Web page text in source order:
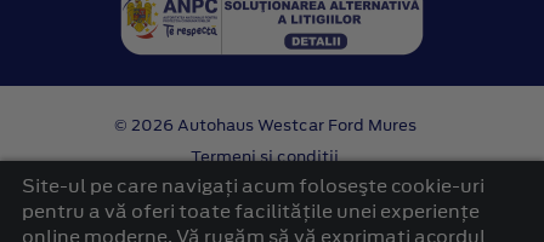
© 2026 Autohaus Westcar Ford Mures
Termeni si conditii
Confidentialitate
Politica cookies
platformă dezvoltată de Workleto
Site-ul pe care navigați acum foloseşte cookie-uri
pentru a vă oferi toate facilitățile unei experiențe
online moderne. Vă rugăm să vă exprimați acordul